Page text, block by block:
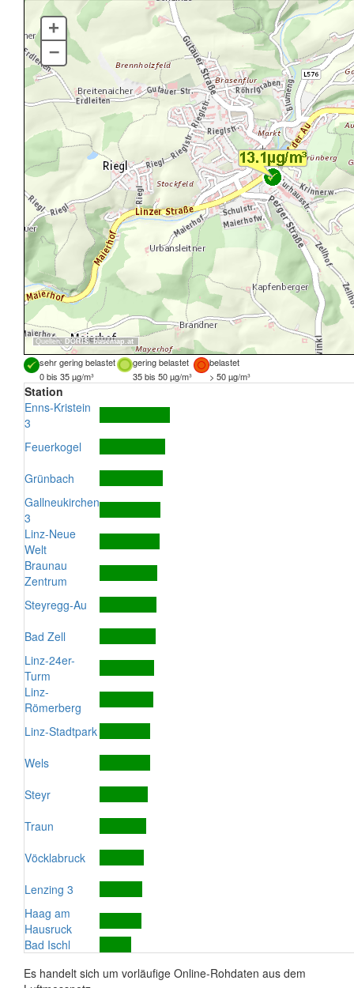
Quellen: DORIS,basemap.at
+
–
sehr gering belastet gering belastet
belastet
0 bis 35 µg/m³
35 bis 50 µg/m³ > 50 µg/m³
Station
Enns-Kristein
3
Feuerkogel
Grünbach
Gallneukirchen
3
Linz-Neue
Welt
Braunau
Zentrum
Steyregg-Au
Bad Zell
Linz-24er-
Turm
Linz-
Römerberg
Linz-Stadtpark
Wels
Steyr
Traun
Vöcklabruck
Lenzing 3
Haag am
Hausruck
Bad Ischl
Es handelt sich um vorläufige Online-Rohdaten aus dem